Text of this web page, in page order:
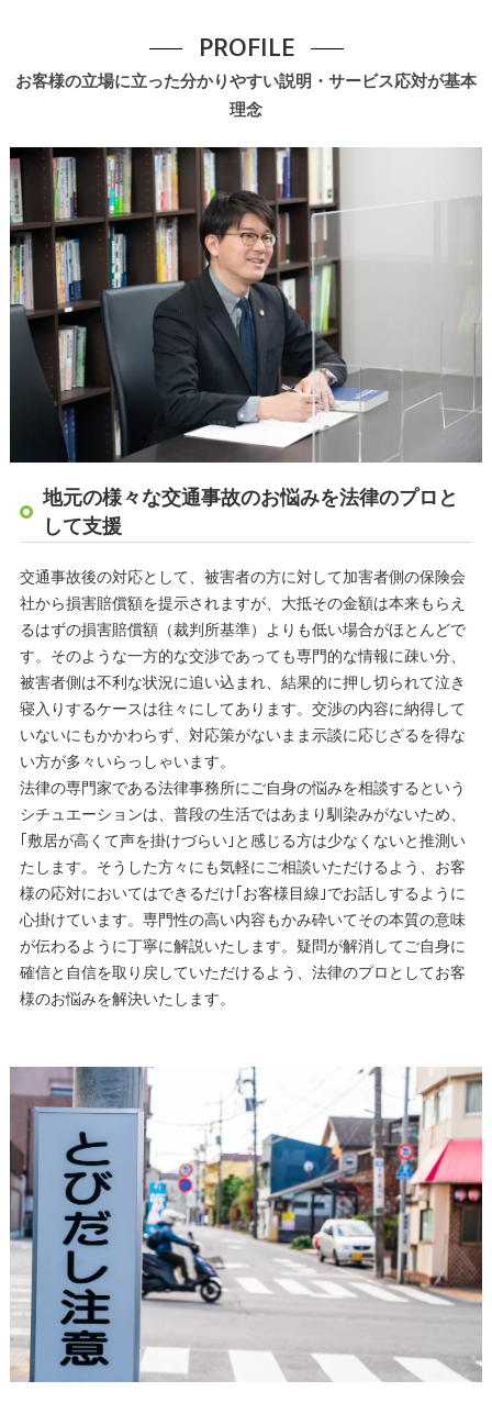
お客様の立場に立った分かりやすい説明・サービス応対が基本
理念
PROFILE
地元の様々な交通事故のお悩みを法律のプロと
して支援
交通事故後の対応として、被害者の方に対して加害者側の保険会
社から損害賠償額を提示されますが、大抵その金額は本来もらえ
るはずの損害賠償額（裁判所基準）よりも低い場合がほとんどで
す。そのような一方的な交渉であっても専門的な情報に疎い分、
被害者側は不利な状況に追い込まれ、結果的に押し切られて泣き
寝入りするケースは往々にしてあります。交渉の内容に納得して
いないにもかかわらず、対応策がないまま示談に応じざるを得な
い方が多々いらっしゃいます。
法律の専門家である法律事務所にご自身の悩みを相談するという
シチュエーションは、普段の生活ではあまり馴染みがないため、
｢敷居が高くて声を掛けづらい｣と感じる方は少なくないと推測い
たします。そうした方々にも気軽にご相談いただけるよう、お客
様の応対においてはできるだけ｢お客様目線｣でお話しするように
心掛けています。専門性の高い内容もかみ砕いてその本質の意味
が伝わるように丁寧に解説いたします。疑問が解消してご自身に
確信と自信を取り戻していただけるよう、法律のプロとしてお客
様のお悩みを解決いたします。